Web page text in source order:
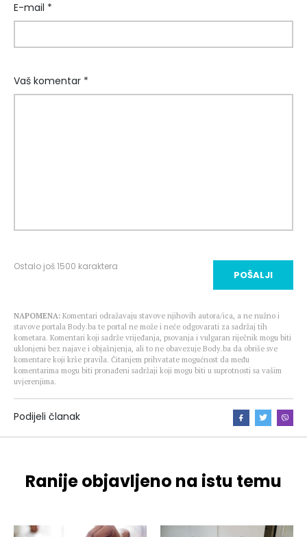
E-mail *
Vaš komentar *
Ostalo još1500 karaktera
POŠALJI
NAPOMENA: Komentari odražavaju stavove njihovih autora/ica, a ne nužno i
stavove portala Body.ba te portal ne može i neće odgovarati za sadržaj tih
kometara. Komentari koji sadrže vrijeđanja, psovanja i vulgaran riječnik mogu biti
uklonjeni bez najave i objašnjenja, ali to ne obavezuje Body.ba da obriše sve
komentare koji krše pravila. Čitanjem prihvatate mogućnost da među
komentarima mogu biti pronađeni sadržaji koji mogu biti u suprotnosti sa vašim
uvjerenjima.
Podijeli članak
Ranije objavljeno na istu temu